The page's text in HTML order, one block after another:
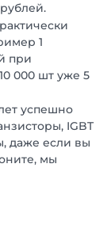
1
при
000 шт уже 5
успешно
IGBT
даже если вы
мы